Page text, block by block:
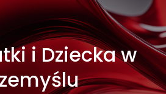
i Dziecka w